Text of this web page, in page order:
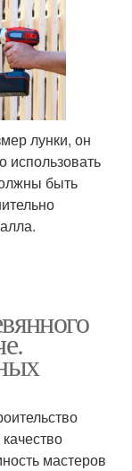
лунки, он
использовать
быть
мастеров